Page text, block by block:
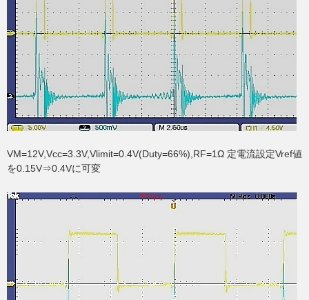
VM=12V,Vcc=3.3V,Vlimit=0.4V(Duty=66%),RF=1Ω 定電流設定Vref値
を0.15V⇒0.4Vに可変